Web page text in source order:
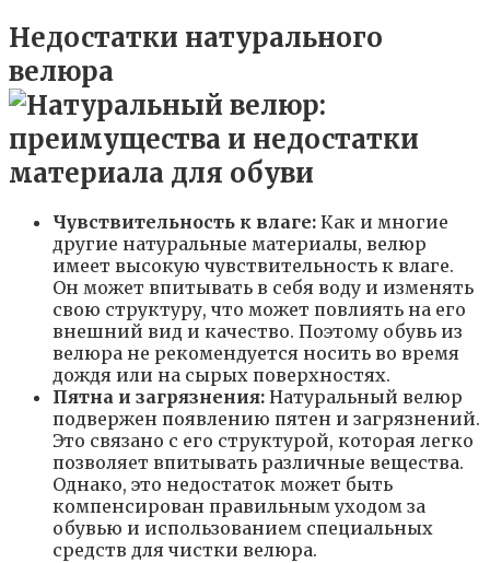
Недостатки натурального
велюра
Чувствительность к влаге: Как и многие
другие натуральные материалы, велюр
имеет высокую чувствительность к влаге.
Он может впитывать в себя воду и изменять
свою структуру, что может повлиять на его
внешний вид и качество. Поэтому обувь из
велюра не рекомендуется носить во время
дождя или на сырых поверхностях.
Пятна и загрязнения: Натуральный велюр
подвержен появлению пятен и загрязнений.
Это связано с его структурой, которая легко
позволяет впитывать различные вещества.
Однако, это недостаток может быть
компенсирован правильным уходом за
обувью и использованием специальных
средств для чистки велюра.